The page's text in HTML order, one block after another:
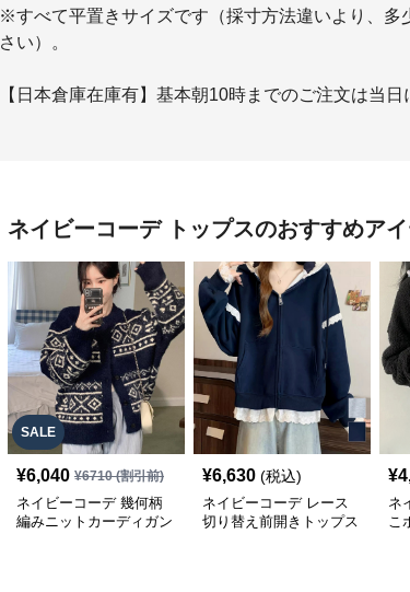
※すべて平置きサイズです（採寸方法違いより、多
さい）。
【日本倉庫在庫有】基本朝10時までのご注文は当日
ネイビーコーデ トップスのおすすめア
SALE
¥6,040 ¥6710(割引前)
ネイビーコーデ 幾何柄
編みニットカーディガン
¥6,630 (税込)
ネイビーコーデ レース
切り替え前開きトップス
¥
ネ
こ